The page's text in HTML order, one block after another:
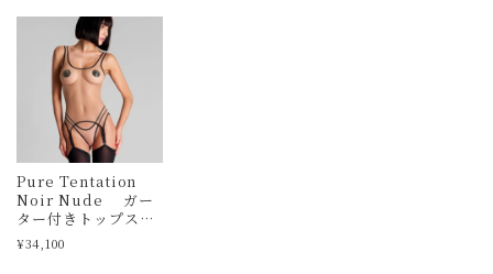
Pure Tentation
Noir Nude ガー
ター付きトップス
MAISON CLOSE
¥34,100